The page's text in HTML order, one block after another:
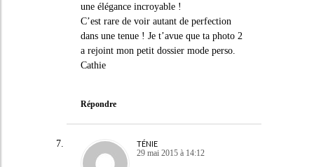
une élégance incroyable !
C’est rare de voir autant de perfection
dans une tenue ! Je t’avue que ta photo 2
a rejoint mon petit dossier mode perso.
Cathie
Répondre
TÉNIE
29 mai 2015 à 14:12